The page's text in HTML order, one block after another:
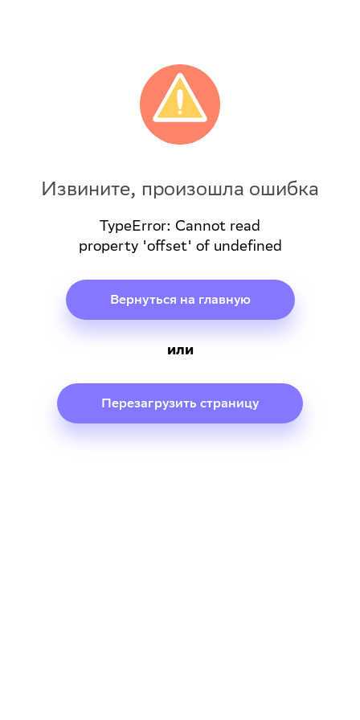
Извините, произошла ошибка
TypeError: Cannot read
property 'offset' of undefined
Вернуться на главную
или
Перезагрузить страницу